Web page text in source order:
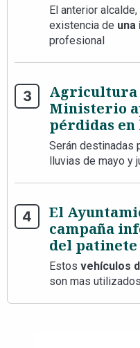
El anterior alcalde,
existencia de una
profesional
Agricultura
Ministerio
pérdidas en
Serán destinadas
lluvias de mayo y
El
campaña
del patinete
Estos vehículos
son mas